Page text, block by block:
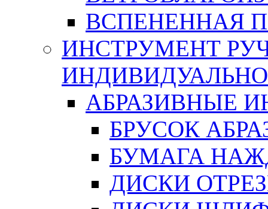
ВСПЕНЕННАЯ
ИНСТРУМЕНТ
АБРАЗИВНЫЕ
БРУСОК
БУМАГА
ДИСКИ